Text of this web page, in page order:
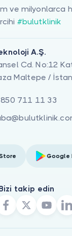
ve milyonlarca
#bulutklinik
A.Ş.
Cd. No:12
Maltepe /
711 11 33
Google
takip edin